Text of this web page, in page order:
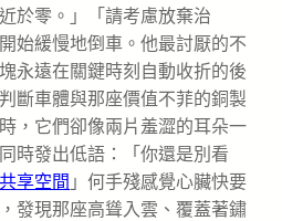
於零。」「請考慮放棄治
始緩慢地倒車。他最討厭的不
永遠在關鍵時刻自動收折的後
斷車體與那座價值不菲的銅製
，它們卻像兩片羞澀的耳朵一
時發出低語：「你還是別看
共享空間 」何手殘感覺心臟快要
發現那座高聳入雲、覆蓋著鏽